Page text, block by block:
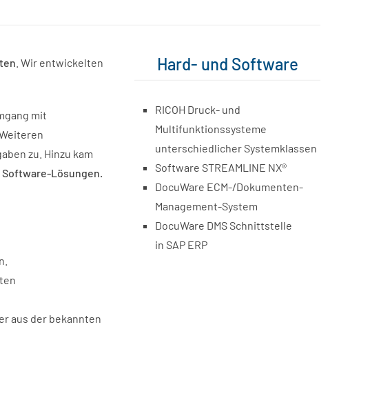
. Wir entwickelten
mit
Weiteren
zu. Hinzu kam
Lösungen.
aus der bekannten
Hard- und Software
RICOH Druck- und
Multifunktionssysteme
unterschiedlicher Systemklassen
Software STREAMLINE NX®
DocuWare ECM-/Dokumenten-
Management-System
DocuWare DMS Schnittstelle
in SAP ERP